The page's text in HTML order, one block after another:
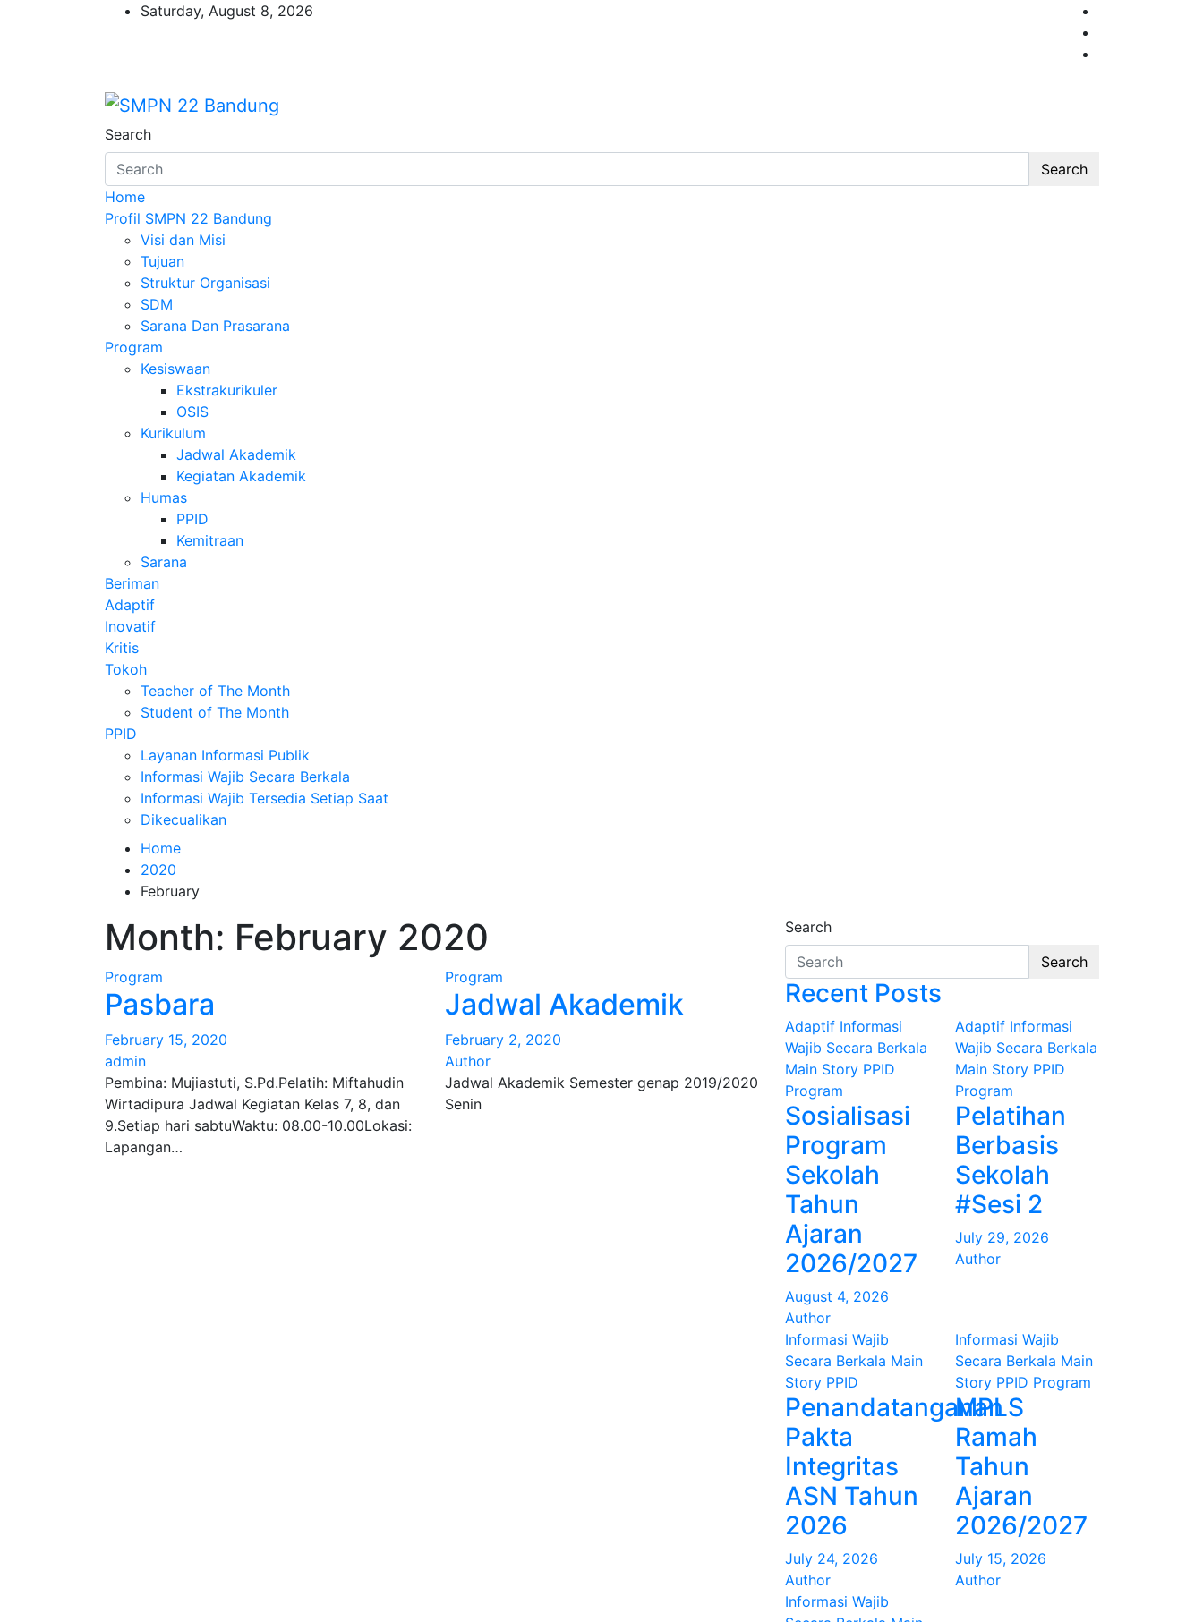
Saturday, August 8, 2026
SMPN 22 Bandung
Beriman – Agamis – Inovatif – Kritis
Search
Search
Home
Profil SMPN 22 Bandung
Visi dan Misi
Tujuan
Struktur Organisasi
SDM
Sarana Dan Prasarana
Program
Kesiswaan
Ekstrakurikuler
OSIS
Kurikulum
Jadwal Akademik
Kegiatan Akademik
Humas
PPID
Kemitraan
Sarana
Beriman
Adaptif
Inovatif
Kritis
Tokoh
Teacher of The Month
Student of The Month
PPID
Layanan Informasi Publik
Informasi Wajib Secara Berkala
Informasi Wajib Tersedia Setiap Saat
Dikecualikan
Home
2020
February
Month: February 2020
Program
Pasbara
February 15, 2020
admin
Pembina: Mujiastuti, S.Pd.Pelatih: Miftahudin
Wirtadipura Jadwal Kegiatan Kelas 7, 8, dan
9.Setiap hari sabtuWaktu: 08.00-10.00Lokasi:
Lapangan…
Program
Jadwal Akademik
February 2, 2020
Author
Jadwal Akademik Semester genap 2019/2020
Senin
Search
Search
Recent Posts
Adaptif Informasi
Wajib Secara Berkala
Main Story PPID
Program
Sosialisasi
Program
Sekolah
Tahun
Ajaran
2026/2027
August 4, 2026
Author
Adaptif Informasi
Wajib Secara Berkala
Main Story PPID
Program
Pelatihan
Berbasis
Sekolah
#Sesi 2
July 29, 2026
Author
Informasi Wajib
Secara Berkala Main
Story PPID
Penandatanganan
Pakta
Integritas
ASN Tahun
2026
July 24, 2026
Author
Informasi Wajib
Secara Berkala Main
Story PPID Program
MPLS
Ramah
Tahun
Ajaran
2026/2027
July 15, 2026
Author
Informasi Wajib